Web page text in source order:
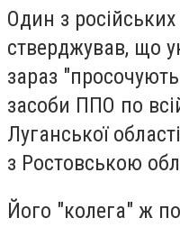
Один з
стверджував, що
зараз
засоби ППО по
Луганської
з Ростовською
Його "колега" ж